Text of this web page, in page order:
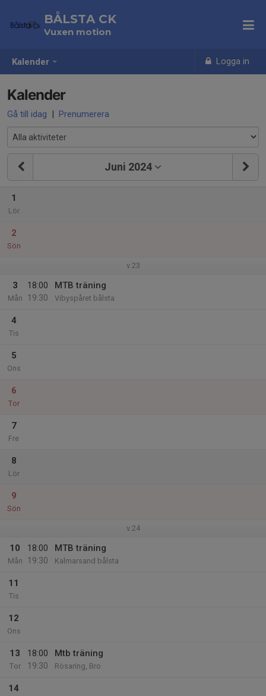
Kalender Logga in
BÅLSTA CK
Vuxen motion
Kalender
Gå till idag | Prenumerera
Juni 2024
1
Lör
2
Sön
v.23
3
Mån
18:00
19:30
MTB träning
Vibyspåret bålsta
4
Tis
5
Ons
6
Tor
7
Fre
8
Lör
9
Sön
v.24
10
Mån
18:00
19:30
MTB träning
Kalmarsand bålsta
11
Tis
12
Ons
13
Tor
18:00
19:30
Mtb träning
Rösaring, Bro
14